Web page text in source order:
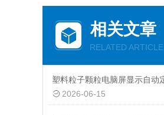
相关文章
RELATED ARTICLE
2026-06-15